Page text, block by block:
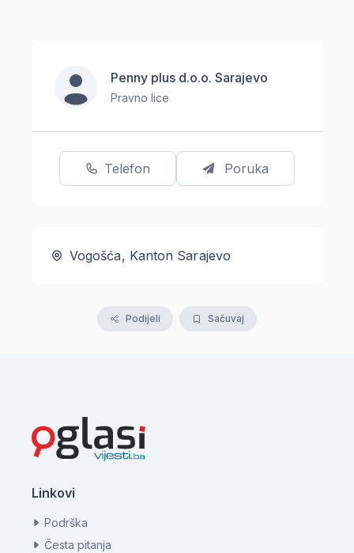
Penny plus d.o.o. Sarajevo
Pravno lice
Telefon Poruka
Vogošća, Kanton Sarajevo
Podijeli Sačuvaj
Linkovi
Podrška
Česta pitanja